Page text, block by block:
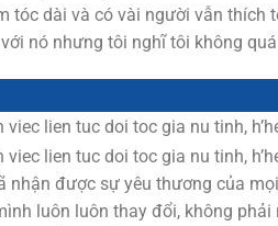
tóc dài và có vài người vẫn thích
nó nhưng tôi nghĩ tôi không
nhận được sự yêu thương của
luôn luôn thay đổi, không